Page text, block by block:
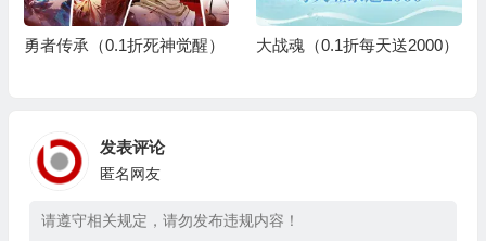
勇者传承（0.1折死神觉醒） 大战魂（0.1折每天送2000）
发表评论
匿名网友